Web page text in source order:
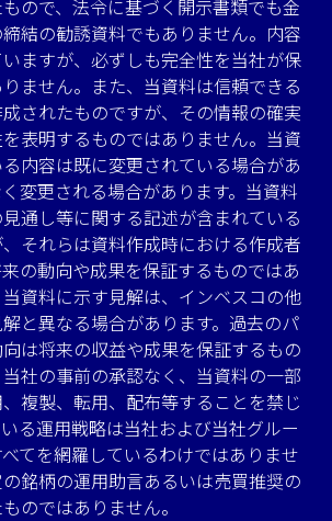
ので、法令に基づく開示書類でも金
結の勧誘資料でもありません。内容
ますが、必ずしも完全性を当社が保
ません。また、当資料は信頼できる
されたものですが、その情報の確実
表明するものではありません。当資
内容は既に変更されている場合があ
変更される場合があります。当資料
通し等に関する記述が含まれている
それらは資料作成時における作成者
の動向や成果を保証するものではあ
資料に示す見解は、インベスコの他
と異なる場合があります。過去のパ
は将来の収益や成果を保証するもの
社の事前の承認なく、当資料の一部
複製、転用、配布等することを禁じ
る運用戦略は当社および当社グルー
てを網羅しているわけではありませ
銘柄の運用助言あるいは売買推奨の
のではありません。